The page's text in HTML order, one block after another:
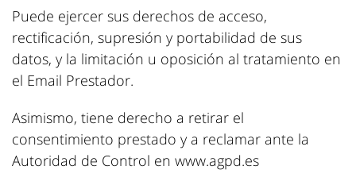
Puede ejercer sus derechos de acceso,
rectificación, supresión y portabilidad de sus
datos, y la limitación u oposición al tratamiento en
el Email Prestador.
Asimismo, tiene derecho a retirar el
consentimiento prestado y a reclamar ante la
Autoridad de Control en www.agpd.es